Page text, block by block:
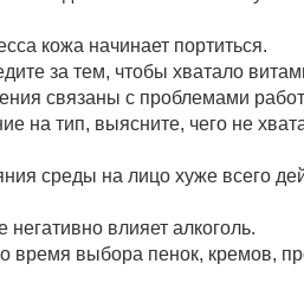
кожа начинает портиться.
за тем, чтобы хватало
связаны с проблемами
на тип, выясните, чего не
среды на лицо хуже всего
влияет алкоголь.
время выбора пенок, кремов,